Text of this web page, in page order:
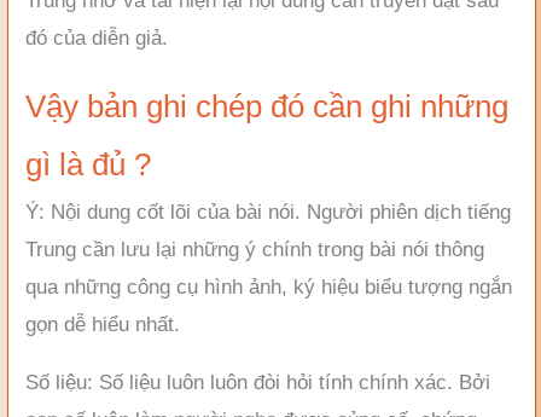
đó của diễn giả.
Vậy bản ghi chép đó cần ghi những
gì là đủ ?
Ý: Nội dung cốt lõi của bài nói. Người phiên dịch tiếng
Trung cần lưu lại những ý chính trong bài nói thông
qua những công cụ hình ảnh, ký hiệu biểu tượng ngắn
gọn dễ hiểu nhất.
Số liệu: Số liệu luôn luôn đòi hỏi tính chính xác. Bởi